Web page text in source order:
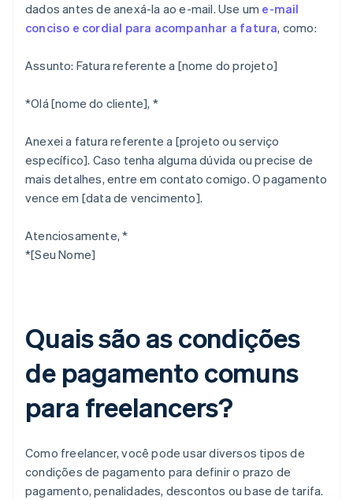
dados antes de anexá-la ao e-mail. Use um e-mail
conciso e cordial para acompanhar a fatura, como:
Assunto: Fatura referente a [nome do projeto]
*Olá [nome do cliente], *
Anexei a fatura referente a [projeto ou serviço
específico]. Caso tenha alguma dúvida ou precise de
mais detalhes, entre em contato comigo. O pagamento
vence em [data de vencimento].
Atenciosamente, *
*[Seu Nome]
Quais são as condições
de pagamento comuns
para freelancers?
Como freelancer, você pode usar diversos tipos de
condições de pagamento para definir o prazo de
pagamento, penalidades, descontos ou base de tarifa.